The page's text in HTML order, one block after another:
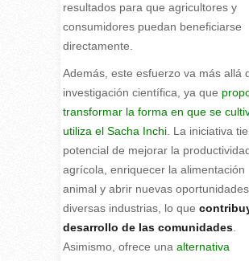
resultados para que agricultores y
consumidores puedan beneficiarse
directamente.
Además, este esfuerzo va más allá
investigación científica, ya que
transformar la forma en que se
utiliza el Sacha Inchi. La iniciativa
potencial de mejorar la
agrícola, enriquecer la alimentación
animal y abrir nuevas
diversas industrias, lo que
desarrollo de las comunidades.
Asimismo, ofrece una alternativa